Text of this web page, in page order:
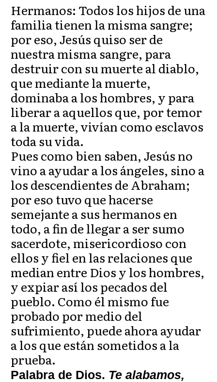
Hermanos: Todos los hijos de una
familia tienen la misma sangre;
por eso, Jesús quiso ser de
nuestra misma sangre, para
destruir con su muerte al diablo,
que mediante la muerte,
dominaba a los hombres, y para
liberar a aquellos que, por temor
a la muerte, vivían como esclavos
toda su vida.
Pues como bien saben, Jesús no
vino a ayudar a los ángeles, sino a
los descendientes de Abraham;
por eso tuvo que hacerse
semejante a sus hermanos en
todo, a fin de llegar a ser sumo
sacerdote, misericordioso con
ellos y fiel en las relaciones que
median entre Dios y los hombres,
y expiar así los pecados del
pueblo. Como él mismo fue
probado por medio del
sufrimiento, puede ahora ayudar
a los que están sometidos a la
prueba.
Palabra de Dios. Te alabamos,